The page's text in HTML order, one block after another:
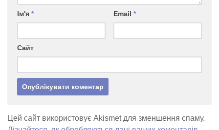
Ім'я * Email *
Сайт
Цей сайт використовує Akismet для зменшення спаму.